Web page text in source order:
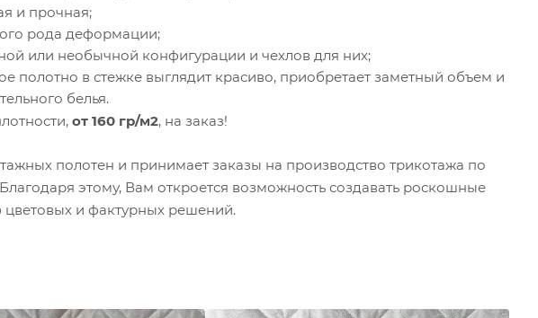
и прочная;
рода деформации;
или необычной конфигурации и чехлов для них;
полотно в стежке выглядит красиво, приобретает заметный объем и
белья.
от 160 гр/м2, на заказ!
полотен и принимает заказы на производство трикотажа по
этому, Вам откроется возможность создавать роскошные
и фактурных решений.